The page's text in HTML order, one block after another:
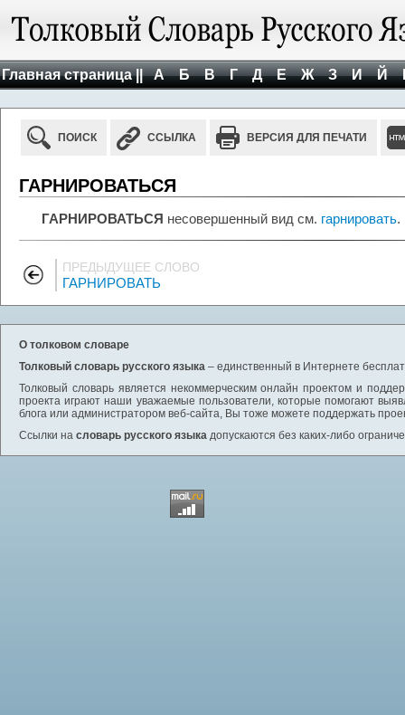
Главная страница || А Б В Г Д Е Ж З И Й
ПОИСК ССЫЛКА ВЕРСИЯ ДЛЯ ПЕЧАТИ
ГАРНИРОВАТЬСЯ
ГАРНИРОВАТЬСЯ несовершенный вид см. гарнировать.
ПРЕДЫДУЩЕЕ СЛОВО
ГАРНИРОВАТЬ
О толковом словаре
Толковый словарь русского языка – единственный в Интернете
Толковый словарь является некоммерческим онлайн проектом и
проекта играют наши уважаемые пользователи, которые помогают
блога или администратором веб-сайта, Вы тоже можете поддержать
Ссылки на словарь русского языка допускаются без каких-либо